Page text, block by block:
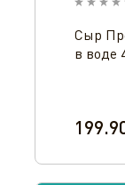
Сыр
в воде